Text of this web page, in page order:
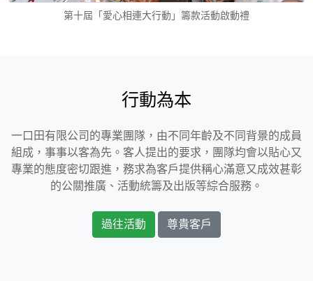
第十屆「愛心相連大行動」籌款活動啟動禮
行動為本
一口田有限公司的專業團隊，由不同年齡及不同背景的成員
組成，事事以客為先。客人提出的要求，團隊均會以貼心又
專業的態度密切跟進，務求為客戶提供稱心滿意又成效甚彰
的公關推廣、活動統籌及出版等綜合服務。
過往活動 尊貴客戶